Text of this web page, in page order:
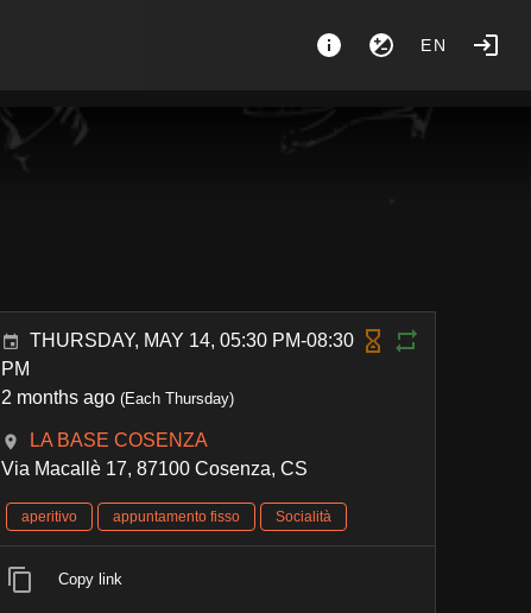
EN
THURSDAY, MAY 14, 05:30 PM-08:30
PM
2 months ago (Each Thursday)
LA BASE COSENZA
Via Macallè 17, 87100 Cosenza, CS
aperitivo appuntamento fisso Socialità
Copy link